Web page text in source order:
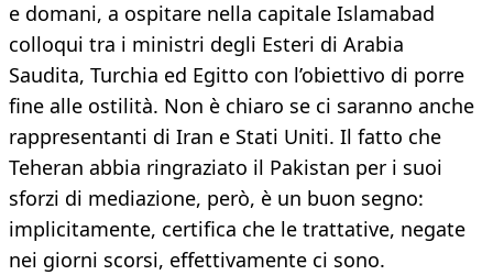
e domani, a ospitare nella capitale Islamabad
colloqui tra i ministri degli Esteri di Arabia
Saudita, Turchia ed Egitto con l’obiettivo di porre
fine alle ostilità. Non è chiaro se ci saranno anche
rappresentanti di Iran e Stati Uniti. Il fatto che
Teheran abbia ringraziato il Pakistan per i suoi
sforzi di mediazione, però, è un buon segno:
implicitamente, certifica che le trattative, negate
nei giorni scorsi, effettivamente ci sono.